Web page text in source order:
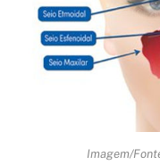
Imagem/